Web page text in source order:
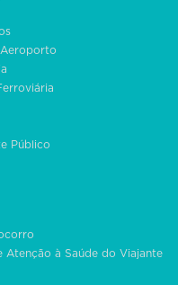
Público
Atenção à Saúde do Viajante